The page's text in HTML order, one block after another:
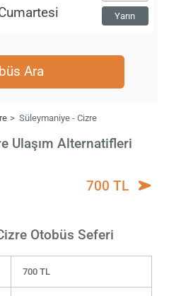
Yarın
Ara
Süleymaniye - Cizre
Ulaşım Alternatifleri
700 TL
Otobüs Seferi
700 TL